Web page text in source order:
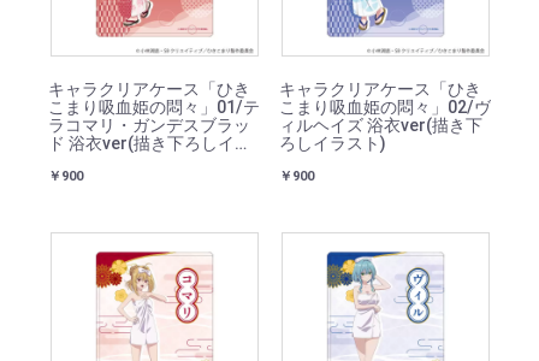
キャラクリアケース「ひき
こまり吸血姫の悶々」01/テ
ラコマリ・ガンデスブラッ
ド 浴衣ver(描き下ろしイラ
￥900
キャラクリアケース「ひき
こまり吸血姫の悶々」02/ヴ
ィルヘイズ 浴衣ver(描き下
ろしイラスト)
￥900